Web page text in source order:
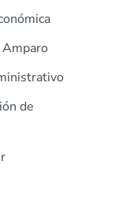
de